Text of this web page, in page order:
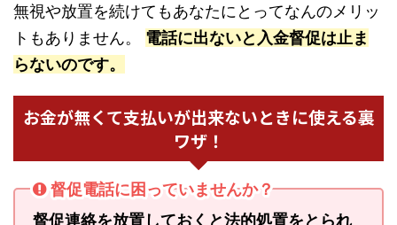
無視や放置を続けてもあなたにとってなんのメリッ
トもありません。 電話に出ないと入金督促は止ま
らないのです。
お金が無くて支払いが出来ないときに使える裏
ワザ！
督促電話に困っていませんか？
督促連絡を放置しておくと法的処置をとられ